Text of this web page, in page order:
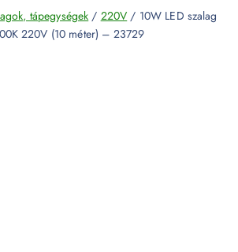
tápegységek / 220V / 10W LED szalag
220V (10 méter) – 23729